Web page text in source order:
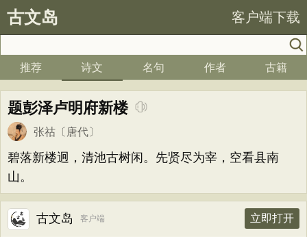
古文岛 客户端下载
推荐 诗文 名句 作者 古籍
题彭泽卢明府新楼
张祜 〔唐代〕
碧落新楼迥，清池古树闲。先贤尽为宰，空看县南
山。
古文岛 客户端 立即打开